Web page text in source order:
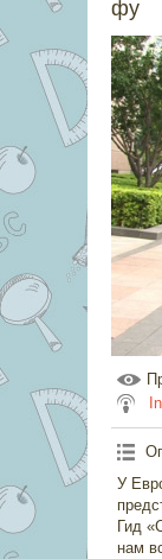
фу
У
Гид
нам